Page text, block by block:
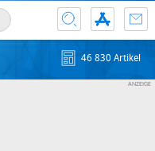
46 830 Artikel